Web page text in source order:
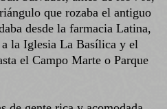
que rozaba el antiguo
desde la farmacia Latina,
la Iglesia La Basílica y el
el Campo Marte o Parque